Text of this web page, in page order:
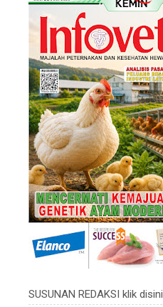
SUSUNAN REDAKSI klik disini